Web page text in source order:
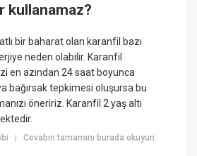
kullanamaz?
bir baharat olan karanfil bazı
neden olabilir. Karanfil
en azından 24 saat boyunca
bağırsak tepkimesi oluşursa bu
öneririz. Karanfil 2 yaş altı
|Cevabın tamamını burada okuyun: